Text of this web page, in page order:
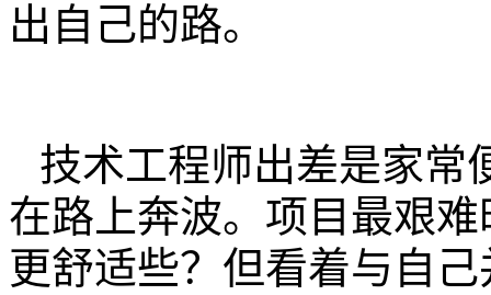
出自己的路。
技术工程师出差是家常
在路上奔波。项目最艰
更舒适些？但看着与自